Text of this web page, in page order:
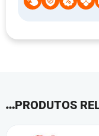
PRODUTOS